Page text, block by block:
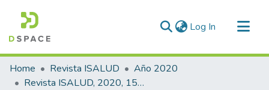
Log In (current)
Communities & Collections
All of DSpace
Home Revista ISALUD
Año 2020
Revista ISALUD, 2020, 15(73)